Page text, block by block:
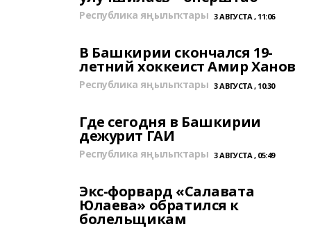
Республика яңылыҡтары 3 АВГУСТА , 11:06
В Башкирии скончался 19-
летний хоккеист Амир Ханов
Республика яңылыҡтары 3 АВГУСТА , 10:30
Где сегодня в Башкирии
дежурит ГАИ
Республика яңылыҡтары 3 АВГУСТА , 05:49
Экс-форвард «Салавата
Юлаева» обратился к
болельщикам